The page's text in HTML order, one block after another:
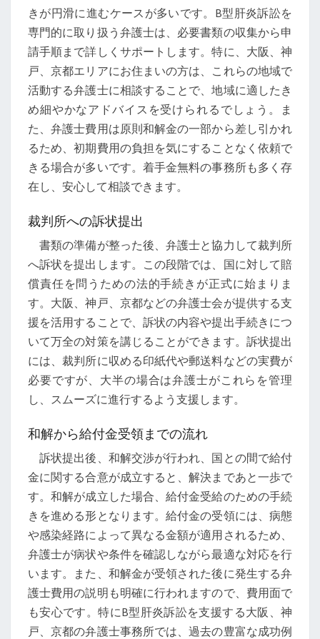
きが円滑に進むケースが多いです。B型肝炎訴訟を
専門的に取り扱う弁護士は、必要書類の収集から申
請手順まで詳しくサポートします。特に、大阪、神
戸、京都エリアにお住まいの方は、これらの地域で
活動する弁護士に相談することで、地域に適したき
め細やかなアドバイスを受けられるでしょう。ま
た、弁護士費用は原則和解金の一部から差し引かれ
るため、初期費用の負担を気にすることなく依頼で
きる場合が多いです。着手金無料の事務所も多く存
在し、安心して相談できます。
裁判所への訴状提出
書類の準備が整った後、弁護士と協力して裁判所
へ訴状を提出します。この段階では、国に対して賠
償責任を問うための法的手続きが正式に始まりま
す。大阪、神戸、京都などの弁護士会が提供する支
援を活用することで、訴状の内容や提出手続きにつ
いて万全の対策を講じることができます。訴状提出
には、裁判所に収める印紙代や郵送料などの実費が
必要ですが、大半の場合は弁護士がこれらを管理
し、スムーズに進行するよう支援します。
和解から給付金受領までの流れ
訴状提出後、和解交渉が行われ、国との間で給付
金に関する合意が成立すると、解決まであと一歩で
す。和解が成立した場合、給付金受給のための手続
きを進める形となります。給付金の受領には、病態
や感染経路によって異なる金額が適用されるため、
弁護士が病状や条件を確認しながら最適な対応を行
います。また、和解金が受領された後に発生する弁
護士費用の説明も明確に行われますので、費用面で
も安心です。特にB型肝炎訴訟を支援する大阪、神
戸、京都の弁護士事務所では、過去の豊富な成功例